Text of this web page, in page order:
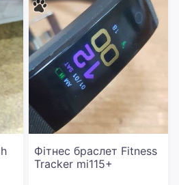
Фітнес браслет Fitness
Tracker mi115+